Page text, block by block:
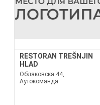
RESTORAN TREŠNJIN
HLAD
Облаковска 44,
Аутокоманда